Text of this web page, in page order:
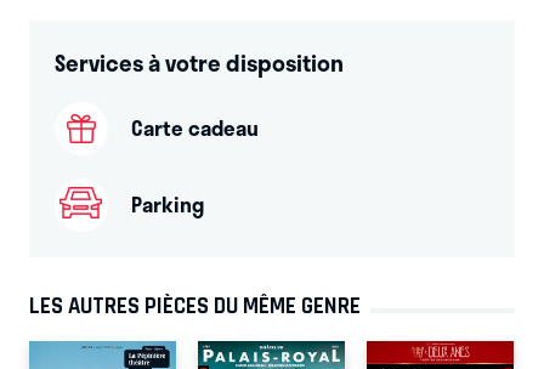
Services à votre disposition
Carte cadeau
Parking
LES AUTRES PIÈCES DU MÊME GENRE